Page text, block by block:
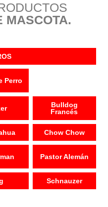
MASCOTA.
Perro
Bulldog
Francés
Chow Chow
Pastor Alemán
Schnauzer